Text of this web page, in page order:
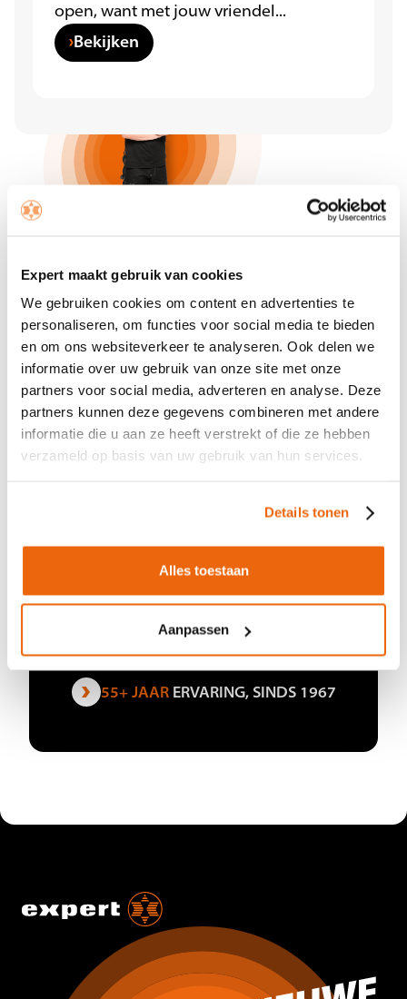
Expert maakt gebruik van cookies
We gebruiken cookies om content en advertenties te
personaliseren, om functies voor social media te bieden
en om ons websiteverkeer te analyseren. Ook delen we
informatie over uw gebruik van onze site met onze
partners voor social media, adverteren en analyse. Deze
partners kunnen deze gegevens combineren met andere
informatie die u aan ze heeft verstrekt of die ze hebben
verzameld op basis van uw gebruik van hun services.
Details tonen
Alles toestaan
Aanpassen
open, want met jouw vriendel...
Bekijken
CIJFERSWAAR WE TROTS
Groeien is natuurlijk veel meer dan alleen
op.
55+ JAARERVARING, SINDS 1967